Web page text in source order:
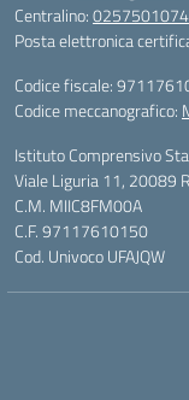
Centralino:0257501074
Posta elettronica
Codice fiscale:
Codice meccanografico:
Istituto Comprensivo
Viale Liguria 11, 20089
C.M. MIIC8FM00A
C.F. 97117610150
Cod. Univoco UFAJQW